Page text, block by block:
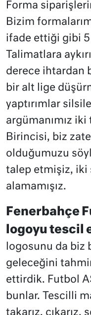
Forma
Bizim
ifade ettiği gibi 5
Talimatlara
derece ihtardan
bir alt lige
yaptırımlar
argümanımız
Birincisi, biz
olduğumuzu
talep etmişiz, iki
alamamışız.
Fenerbahçe
logoyu tescil
logosunu da biz
geleceğini
ettirdik. Futbol
bunlar. Tescilli
takarız, çıkarız,